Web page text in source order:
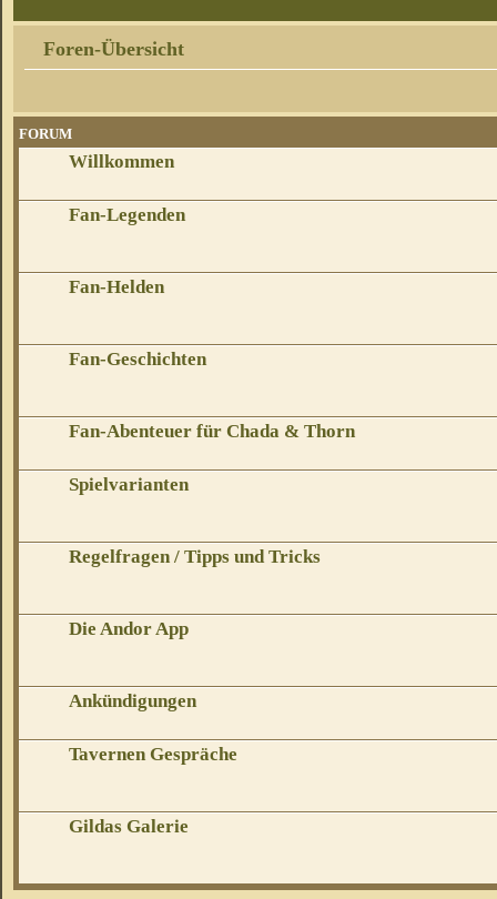
Foren-Übersicht
FORUM
Willkommen
Fan-Legenden
Fan-Helden
Fan-Geschichten
Fan-Abenteuer für Chada & Thorn
Spielvarianten
Regelfragen / Tipps und Tricks
Die Andor App
Ankündigungen
Tavernen Gespräche
Gildas Galerie